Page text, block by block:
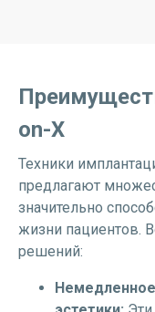
on-X
Техники
предлагают
значительно
жизни пациентов.
решений: